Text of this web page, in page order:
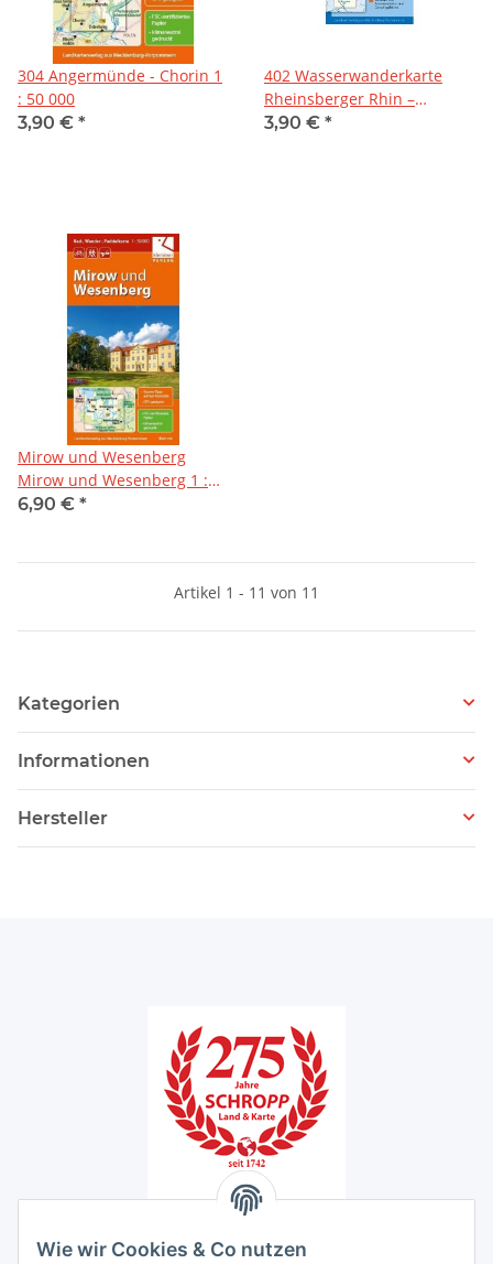
Wie wir Cookies & Co nutzen
304 Angermünde - Chorin 1
: 50 000
3,90 € *
402 Wasserwanderkarte
Rheinsberger Rhin –
Ruppiner Seen 1 : 50 000
3,90 € *
Mirow und Wesenberg
Mirow und Wesenberg 1 :
50 000
6,90 € *
Artikel 1 - 11 von 11
Kategorien
Informationen
Hersteller
Schropp Land & Karte GmbH